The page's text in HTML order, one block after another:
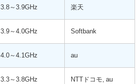
3.8～3.9GHz 楽天
3.9～4.0GHz Softbank
4.0～4.1GHz au
3.3～3.8GHz NTTドコモ, au